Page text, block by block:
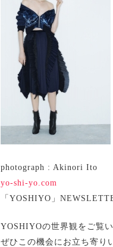
photograph : Akinori Ito
yo-shi-yo.com
「YOSHIYO」
YOSHIYOの世界観をご覧
ぜひこの機会にお立ち寄り